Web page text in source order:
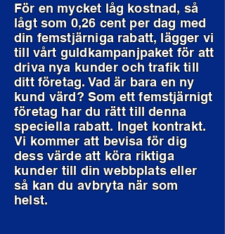
För en mycket låg kostnad, så
lågt som 0,26 cent per dag med
din femstjärniga rabatt, lägger vi
till vårt guldkampanjpaket för att
driva nya kunder och trafik till
ditt företag. Vad är bara en ny
kund värd? Som ett femstjärnigt
företag har du rätt till denna
speciella rabatt. Inget kontrakt.
Vi kommer att bevisa för dig
dess värde att köra riktiga
kunder till din webbplats eller
så kan du avbryta när som
helst.